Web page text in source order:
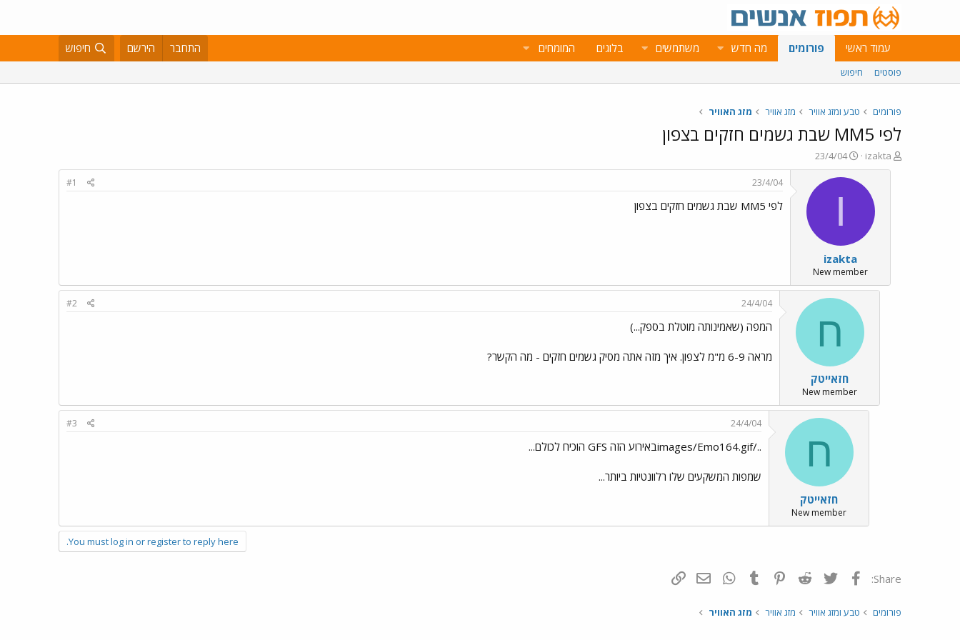
עמוד ראשי פורומים מה חדש משתמשים בלוגים המומחים התחבר הירשם חיפוש
פוסטים חיפוש
פורומים טבע ומזג אוויר מזג אוויר מזג האוויר
לפי MM5 שבת גשמים חזקים בצפון
פ
ו
izakta
פ
ו
ר
א
ר
י
ך
23/4/04
I
izakta
New member
23/4/04
#1
לפי MM5 שבת גשמים חזקים בצפון
ח
חזאייטק
New member
24/4/04
#2
המפה (שאמינותה מוטלת בספק...)
מראה 6-9 מ"מ לצפון. איך מזה אתה מסיק גשמים חזקים - מה הקשר?
ח
חזאייטק
New member
24/4/04
#3
../images/Emo164.gifבאירוע הזה GFS הוכיח לכולם...
שמפות המשקעים שלו רלוונטיות ביותר...
You must log in or register to reply here.
Share: פייסבוק Twitter
Reddit
Pinterest
Tumblr
WhatsAppדואר אלקטרוני
פורומים טבע ומזג אוויר מזג אוויר מזג האוויר